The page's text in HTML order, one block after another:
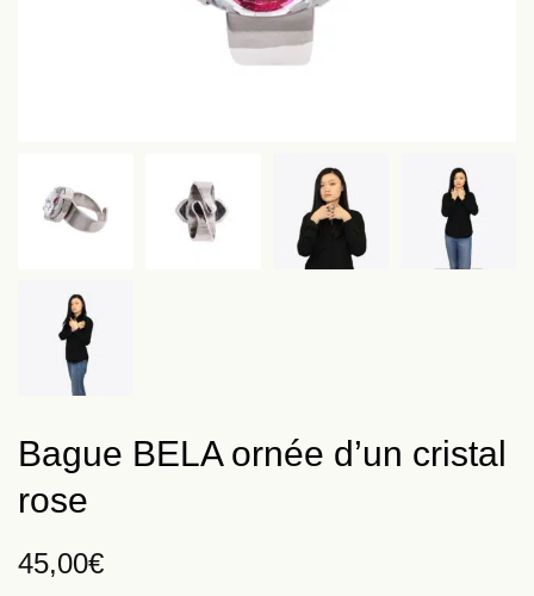
Bague BELA ornée d’un cristal
rose
45,00€